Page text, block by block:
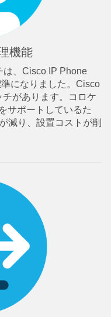
機能
は、Cisco IP Phone
になりました。Cisco
チがあります。コロケ
サポートしているた
減り、設置コストが削